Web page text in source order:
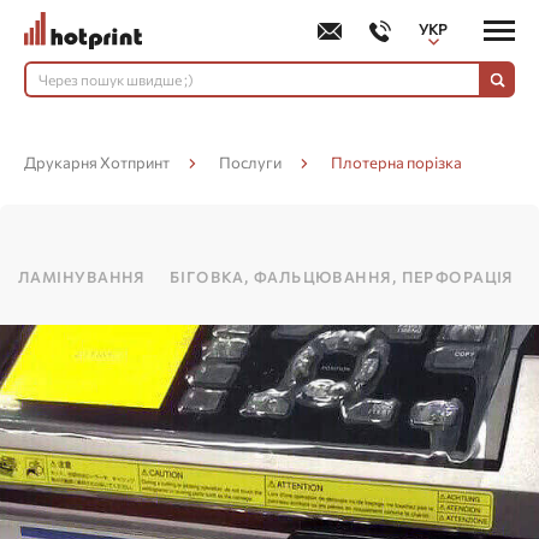
УКР
РУС
Друкарня Хотпринт Послуги Плотерна порізка
ЛАМІНУВАННЯ БІГОВКА, ФАЛЬЦЮВАННЯ, ПЕРФОРАЦІЯ